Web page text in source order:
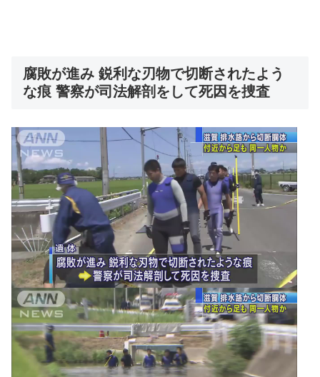
腐敗が進み 鋭利な刃物で切断されたよう
な痕 警察が司法解剖をして死因を捜査